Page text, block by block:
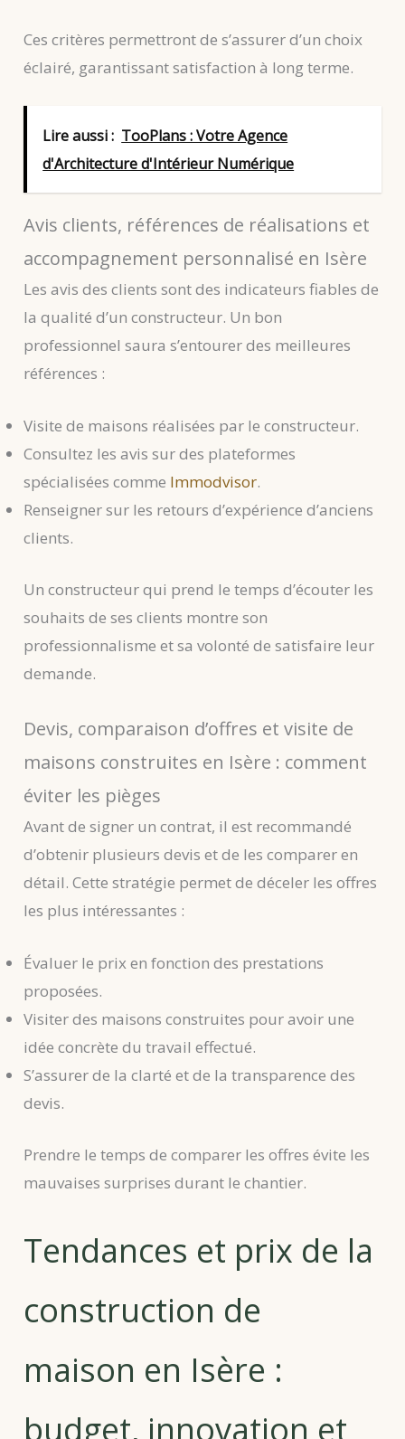
Ces critères permettront de s’assurer d’un choix
éclairé, garantissant satisfaction à long terme.
Lire aussi : TooPlans : Votre Agence
d'Architecture d'Intérieur Numérique
Avis clients, références de réalisations et
accompagnement personnalisé en Isère
Les avis des clients sont des indicateurs fiables de
la qualité d’un constructeur. Un bon
professionnel saura s’entourer des meilleures
références :
Visite de maisons réalisées par le constructeur.
Consultez les avis sur des plateformes
spécialisées comme Immodvisor.
Renseigner sur les retours d’expérience d’anciens
clients.
Un constructeur qui prend le temps d’écouter les
souhaits de ses clients montre son
professionnalisme et sa volonté de satisfaire leur
demande.
Devis, comparaison d’offres et visite de
maisons construites en Isère : comment
éviter les pièges
Avant de signer un contrat, il est recommandé
d’obtenir plusieurs devis et de les comparer en
détail. Cette stratégie permet de déceler les offres
les plus intéressantes :
Évaluer le prix en fonction des prestations
proposées.
Visiter des maisons construites pour avoir une
idée concrète du travail effectué.
S’assurer de la clarté et de la transparence des
devis.
Prendre le temps de comparer les offres évite les
mauvaises surprises durant le chantier.
Tendances et prix de la
construction de
maison en Isère :
budget, innovation et